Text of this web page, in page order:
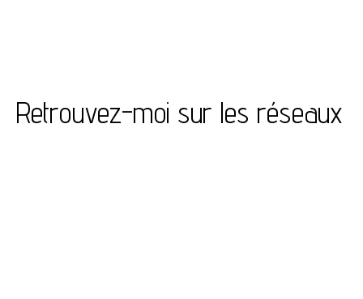
Retrouvez-moi sur les réseaux